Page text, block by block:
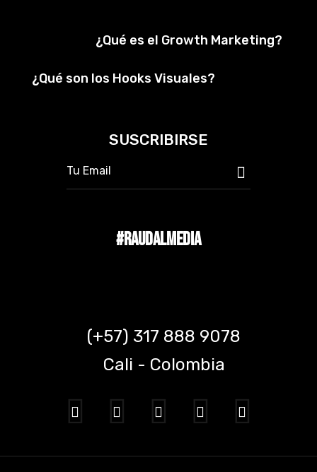
¿Qué es el Growth Marketing?
¿Qué son los Hooks Visuales?
SUSCRIBIRSE
#RAUDALMEDIA
(+57) 317 888 9078
Cali - Colombia